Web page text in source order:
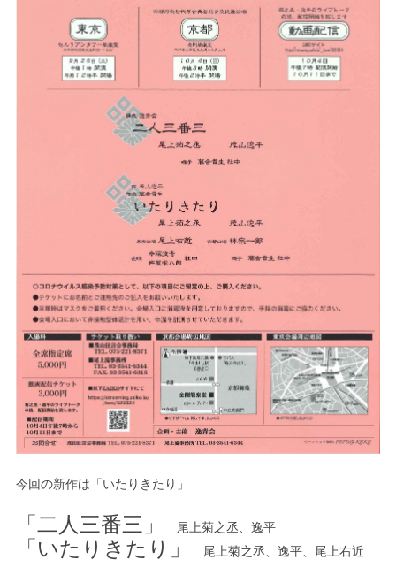
今回の新作は「いたりきたり」
「二人三番三」 尾上菊之丞、逸平
「いたりきたり」 尾上菊之丞、逸平、尾上右近